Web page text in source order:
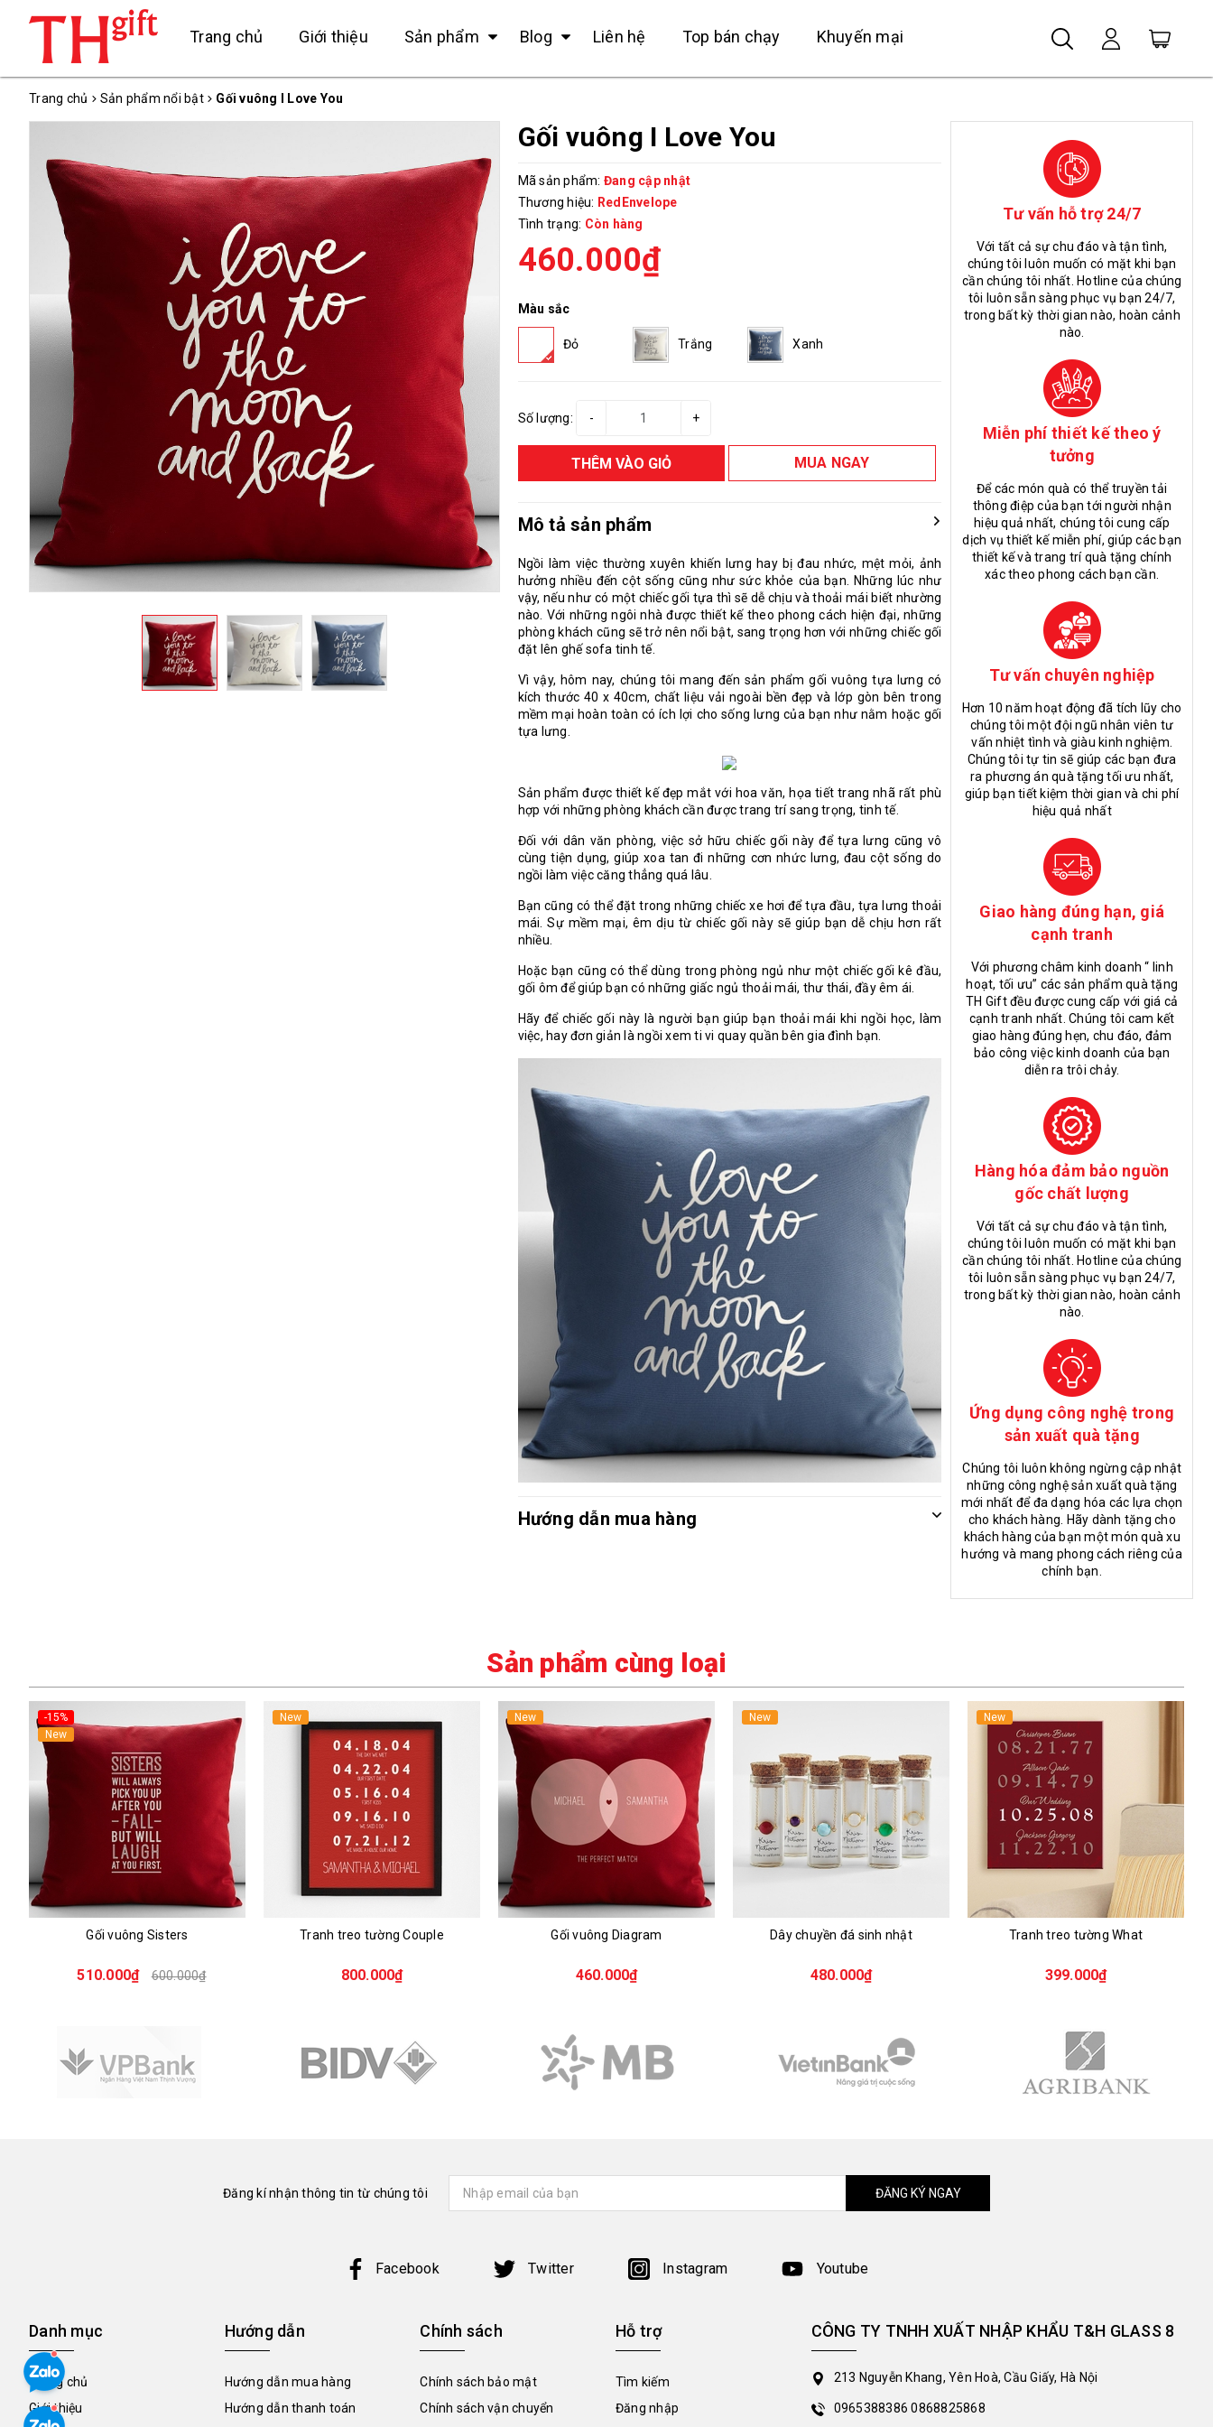
Trang chủ Giới thiệu Sản phẩm Blog Liên hệ Top bán chạy Khuyến mại
Trang chủ Sản phẩm nổi bật Gối vuông I Love You
Gối vuông I Love You
Mã sản phẩm: Đang cập nhật
Thương hiệu: RedEnvelope
Tình trạng: Còn hàng
460.000₫
Màu sắc
Đỏ Trắng Xanh
Số lượng: +
-
THÊM VÀO GIỎ MUA NGAY
Mô tả sản phẩm
Ngồi làm việc thường xuyên khiến lưng hay bị đau nhức, mệt mỏi, ảnh
hưởng nhiều đến cột sống cũng như sức khỏe của bạn. Những lúc như
vậy, nếu như có một chiếc gối tựa thì sẽ dễ chịu và thoải mái biết nhường
nào. Với những ngôi nhà được thiết kế theo phong cách hiện đại, những
phòng khách cũng sẽ trở nên nổi bật, sang trọng hơn với những chiếc gối
đặt lên ghế sofa tinh tế.
Vì vậy, hôm nay, chúng tôi mang đến sản phẩm gối vuông tựa lưng có
kích thước 40 x 40cm, chất liệu vải ngoài bền đẹp và lớp gòn bên trong
mềm mại hoàn toàn có ích lợi cho sống lưng của bạn như nằm hoặc gối
tựa lưng.
Sản phẩm được thiết kế đẹp mắt với hoa văn, họa tiết trang nhã rất phù
hợp với những phòng khách cần được trang trí sang trọng, tinh tế.
Đối với dân văn phòng, việc sở hữu chiếc gối này để tựa lưng cũng vô
cùng tiện dụng, giúp xoa tan đi những cơn nhức lưng, đau cột sống do
ngồi làm việc căng thẳng quá lâu.
Bạn cũng có thể đặt trong những chiếc xe hơi để tựa đầu, tựa lưng thoải
mái. Sự mềm mại, êm dịu từ chiếc gối này sẽ giúp bạn dễ chịu hơn rất
nhiều.
Hoặc bạn cũng có thể dùng trong phòng ngủ như một chiếc gối kê đầu,
gối ôm để giúp bạn có những giấc ngủ thoải mái, thư thái, đầy êm ái.
Hãy để chiếc gối này là người bạn giúp bạn thoải mái khi ngồi học, làm
việc, hay đơn giản là ngồi xem ti vi quay quần bên gia đình bạn.
Hướng dẫn mua hàng
Tư vấn hỗ trợ 24/7
Với tất cả sự chu đáo và tận tình,
chúng tôi luôn muốn có mặt khi bạn
cần chúng tôi nhất. Hotline của chúng
tôi luôn sẵn sàng phục vụ bạn 24/7,
trong bất kỳ thời gian nào, hoàn cảnh
nào.
Miễn phí thiết kế theo ý
tưởng
Để các món quà có thể truyền tải
thông điệp của bạn tới người nhận
hiệu quả nhất, chúng tôi cung cấp
dịch vụ thiết kế miễn phí, giúp các bạn
thiết kế và trang trí quà tặng chính
xác theo phong cách bạn cần.
Tư vấn chuyên nghiệp
Hơn 10 năm hoạt động đã tích lũy cho
chúng tôi một đội ngũ nhân viên tư
vấn nhiệt tình và giàu kinh nghiệm.
Chúng tôi tự tin sẽ giúp các bạn đưa
ra phương án quà tặng tối ưu nhất,
giúp bạn tiết kiệm thời gian và chi phí
hiệu quả nhất
Giao hàng đúng hạn, giá
cạnh tranh
Với phương châm kinh doanh “ linh
hoạt, tối ưu” các sản phẩm quà tặng
TH Gift đều được cung cấp với giá cả
cạnh tranh nhất. Chúng tôi cam kết
giao hàng đúng hẹn, chu đáo, đảm
bảo công việc kinh doanh của bạn
diễn ra trôi chảy.
Hàng hóa đảm bảo nguồn
gốc chất lượng
Với tất cả sự chu đáo và tận tình,
chúng tôi luôn muốn có mặt khi bạn
cần chúng tôi nhất. Hotline của chúng
tôi luôn sẵn sàng phục vụ bạn 24/7,
trong bất kỳ thời gian nào, hoàn cảnh
nào.
Ứng dụng công nghệ trong
sản xuất quà tặng
Chúng tôi luôn không ngừng cập nhật
những công nghệ sản xuất quà tặng
mới nhất để đa dạng hóa các lựa chọn
cho khách hàng. Hãy dành tặng cho
khách hàng của bạn một món quà xu
hướng và mang phong cách riêng của
chính bạn.
Sản phẩm cùng loại
-15%
New
Gối vuông Sisters
510.000₫ 600.000₫
New
Tranh treo tường Couple
800.000₫
New
Gối vuông Diagram
460.000₫
New
Dây chuyền đá sinh nhật
480.000₫
New
Tranh treo tường What
399.000₫
Đăng kí nhận thông tin từ chúng tôi ĐĂNG KÝ NGAY
Facebook Twitter Instagram Youtube
Danh mục
Trang chủ
Giới thiệu
Hướng dẫn
Hướng dẫn mua hàng
Hướng dẫn thanh toán
Chính sách
Chính sách bảo mật
Chính sách vận chuyển
Hỗ trợ
Tìm kiếm
Đăng nhập
CÔNG TY TNHH XUẤT NHẬP KHẨU T&H GLASS 8
213 Nguyễn Khang, Yên Hoà, Cầu Giấy, Hà Nội
09653883860868825868